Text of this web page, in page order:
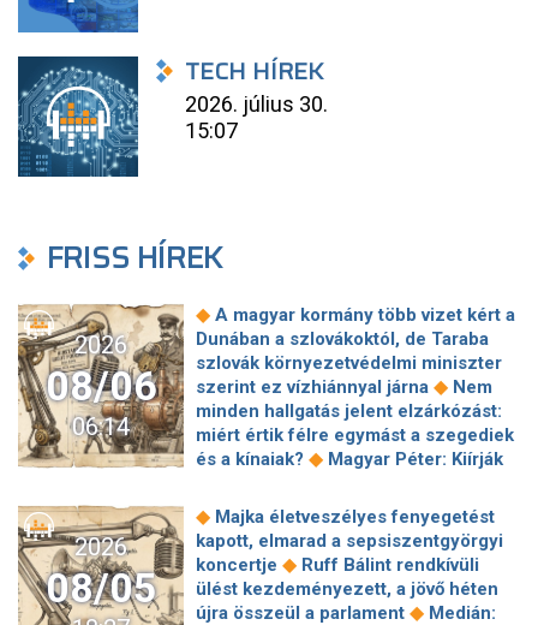
TECH HÍREK
2026. július 30.
15:07
FRISS HÍREK
2026
08/06
06:14
◆ A magyar kormány több vizet kért a
Dunában a szlovákoktól, de Taraba
szlovák környezetvédelmi miniszter
szerint ez vízhiánnyal járna ◆ Nem
minden hallgatás jelent elzárkózást:
miért értik félre egymást a szegediek
és a kínaiak? ◆ Magyar Péter: Kiírják
projektekben magyar állami
tulajdonrészt fognak előírni ◆Orbán
Gáspár hatszor repült honvédségi
gépen Csádba és Nigerbe◆Ismert
magyar utazási iroda ment csődbe,
2026
08/05
◆ Majka életveszélyes fenyegetést
kapott, elmarad a sepsiszentgyörgyi
koncertje ◆ Ruff Bálint rendkívüli
ülést kezdeményezett, a jövő héten
újra összeül a parlament ◆ Medián: